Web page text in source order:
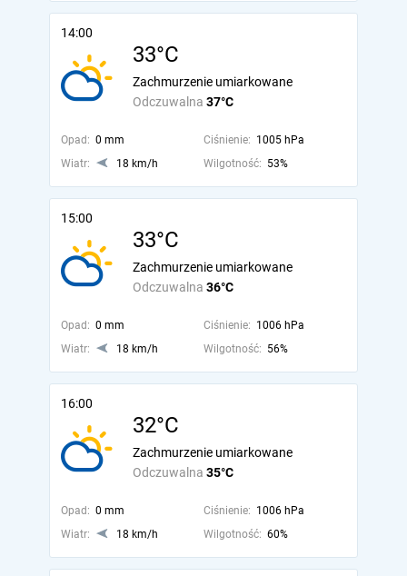
14:00
33°C
Odczuwalna 37°C
Zachmurzenie umiarkowane
Opad: 0 mm Ciśnienie: 1005 hPa
Wiatr:
18 km/h Wilgotność: 53%
15:00
33°C
Odczuwalna 36°C
Zachmurzenie umiarkowane
Opad: 0 mm Ciśnienie: 1006 hPa
Wiatr:
18 km/h Wilgotność: 56%
16:00
32°C
Odczuwalna 35°C
Zachmurzenie umiarkowane
Opad: 0 mm Ciśnienie: 1006 hPa
Wiatr:
18 km/h Wilgotność: 60%